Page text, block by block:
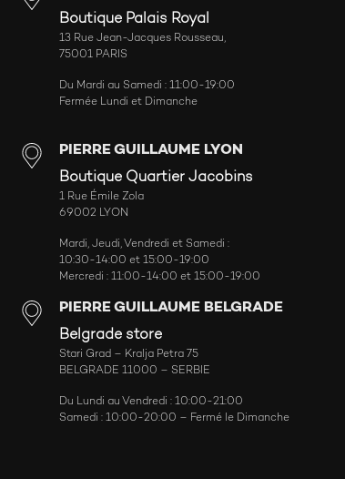
Boutique Palais Royal
13 Rue Jean-Jacques Rousseau,
75001 PARIS
Du Mardi au Samedi : 11:00-19:00
Fermée Lundi et Dimanche
PIERRE GUILLAUME LYON
Boutique Quartier Jacobins
1 Rue Émile Zola
69002 LYON
Mardi, Jeudi, Vendredi et Samedi :
10:30-14:00 et 15:00-19:00
Mercredi : 11:00-14:00 et 15:00-19:00
PIERRE GUILLAUME BELGRADE
Belgrade store
Stari Grad – Kralja Petra 75
BELGRADE 11000 – SERBIE
Du Lundi au Vendredi : 10:00-21:00
Samedi : 10:00-20:00 – Fermé le Dimanche